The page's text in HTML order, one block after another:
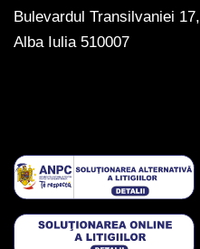
Bulevardul Transilvaniei 17,
Alba Iulia 510007